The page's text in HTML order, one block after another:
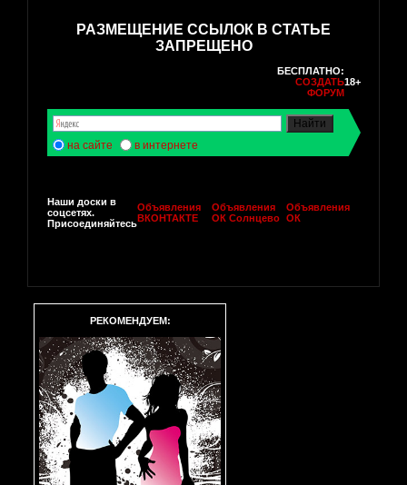
РАЗМЕЩЕНИЕ ССЫЛОК В СТАТЬЕ
ЗАПРЕЩЕНО
БЕСПЛАТНО:
СОЗДАТЬ
ФОРУМ
18+
на сайте в интернете
Наши доски в
соцсетях.
Присоединяйтесь
Объявления
ВКОНТАКТЕ
Объявления
ОК Солнцево
Объявления
ОК
РЕКОМЕНДУЕМ: